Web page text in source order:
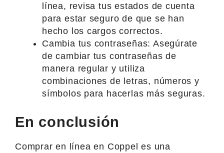
línea, revisa tus estados de cuenta
para estar seguro de que se han
hecho los cargos correctos.
Cambia tus contraseñas: Asegúrate
de cambiar tus contraseñas de
manera regular y utiliza
combinaciones de letras, números y
símbolos para hacerlas más seguras.
En conclusión
Comprar en línea en Coppel es una